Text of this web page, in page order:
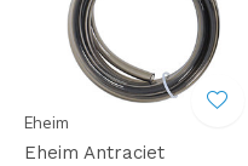
Eheim
Eheim Antraciet